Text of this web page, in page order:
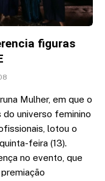
figuras
Mulher, em que o
do universo feminino
lotou o
feira (13).
no evento, que